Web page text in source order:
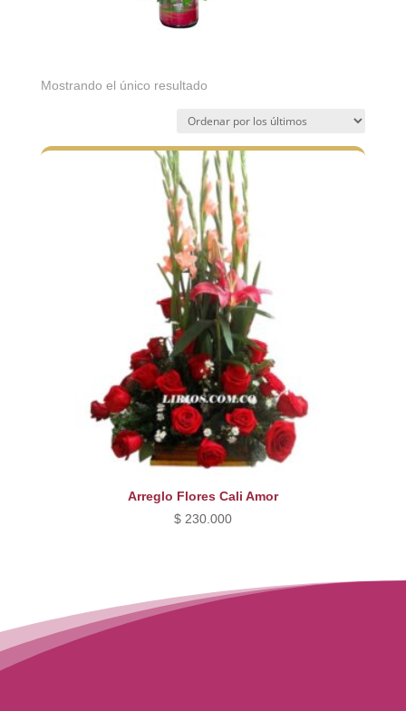
Mostrando el único resultado
Arreglo Flores Cali Amor
$230.000